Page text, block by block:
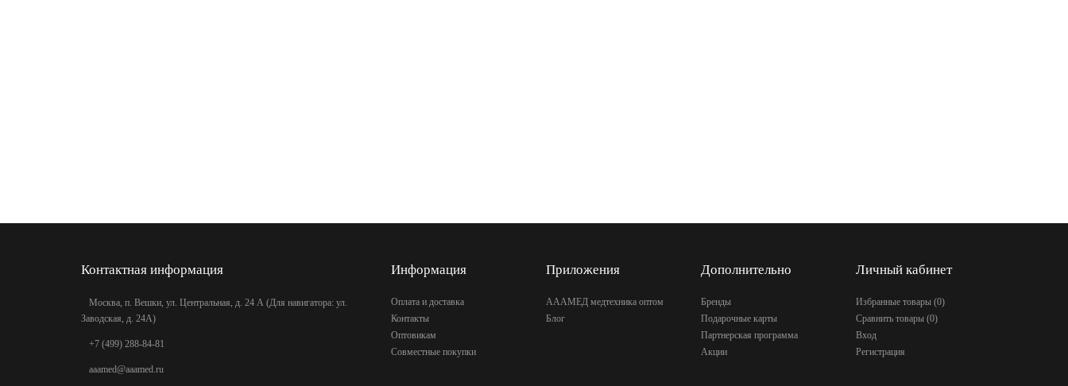
Контактная информация
Москва, п. Вешки, ул. Центральная, д. 24 А (Для навигатора: ул.
Заводская, д. 24А)
+7 (499) 288-84-81
aaamed@aaamed.ru
Информация
Оплата и доставка
Контакты
Оптовикам
Совместные покупки
Приложения
АААМЕД медтехника оптом
Блог
Дополнительно
Бренды
Подарочные карты
Партнерская программа
Акции
Личный кабинет
Избранные товары (0)
Сравнить товары (0)
Вход
Регистрация